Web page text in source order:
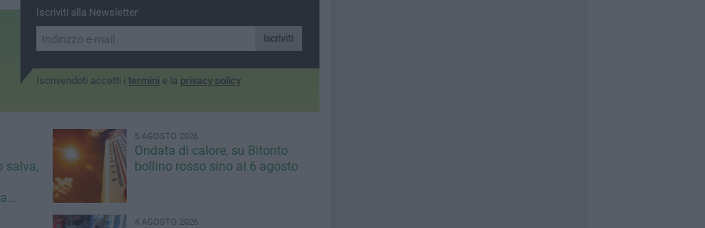
sulla triste e infinita vicenda
Iscriviti alla Newsletter
Iscriviti
Iscrivendoti accetti i termini e la privacy policy
salva,
5 AGOSTO 2026
Ondata di calore, su Bitonto
bollino rosso sino al 6 agosto
4 AGOSTO 2026